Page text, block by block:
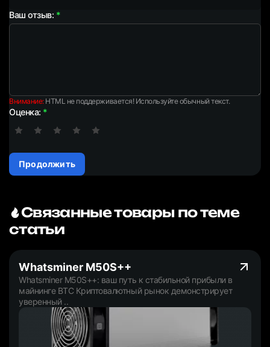
Ваш отзыв:
Внимание:HTML не поддерживается! Используйте обычный текст.
Оценка:
Продолжить
Связанные товары по теме
статьи
Whatsminer M50S++
Whatsminer M50S++: ваш путь к стабильной прибыли в
майнинге BTC Криптовалютный рынок демонстрирует
уверенный ..